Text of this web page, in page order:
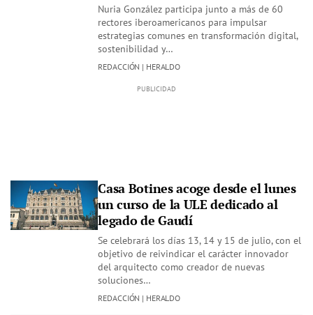
Nuria González participa junto a más de 60
rectores iberoamericanos para impulsar
estrategias comunes en transformación digital,
sostenibilidad y…
REDACCIÓN | HERALDO
Casa Botines acoge desde el lunes
un curso de la ULE dedicado al
legado de Gaudí
Se celebrará los días 13, 14 y 15 de julio, con el
objetivo de reivindicar el carácter innovador
del arquitecto como creador de nuevas
soluciones…
REDACCIÓN | HERALDO